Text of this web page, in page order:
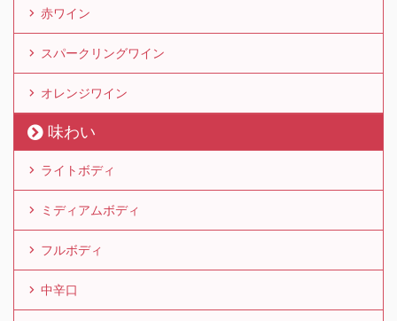
赤ワイン
スパークリングワイン
オレンジワイン
味わい
ライトボディ
ミディアムボディ
フルボディ
中辛口